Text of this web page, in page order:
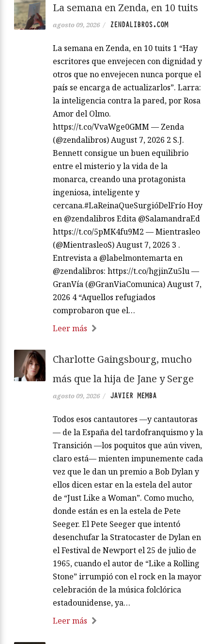
La semana en Zenda, en 10 tuits
agosto 09, 2026 / ZENDALIBROS.COM
La semana en Zenda, en 10 tuits 1 “Hay
escritores que envejecen con dignidad y
otros que no envejecen nunca porque el
país se encarga de actualizarlos”. Larra:
la inteligencia contra la pared, por Rosa
Amor del Olmo.
https://t.co/VvaWge0GMM — Zenda
(@zendalibros) August 7, 2026 2 S.J.
Bennett consigue un buen equilibrio
entre el misterio y la vida de la
monarca, creando una protagonista
ingeniosa, inteligente y
cercana.#LaReinaQueSurgióDelFrío Hoy
en @zendalibros Edita @SalamandraEd
https://t.co/5pMK4fu9M2 — Mientrasleo
(@MientrasleoS) August 7, 2026 3 .
Entrevista a @labelmontemarta en
@zendalibros: https://t.co/hgjinZu5lu —
GranVía (@GranViaComunica) August 7,
2026 4 “Aquellos refugiados
comprobaron que el…
Leer más
Charlotte Gaingsbourg, mucho
más que la hija de Jane y Serge
agosto 09, 2026 / JAVIER MEMBA
Todos esos cantautores —y cantautoras
— de la España del tardofranquismo y la
Transición —los poquitos que aún viven,
claro está— mienten impunemente cada
vez que le dan un premio a Bob Dylan y
ellos dicen estar en la estela del autor
de “Just Like a Woman”. Como mucho,
donde están es en la estela de Pete
Seeger. El Pete Seeger que intentó
desenchufar la Stratocaster de Dylan en
el Festival de Newport el 25 de julio de
1965, cuando el autor de “Like a Rolling
Stone” irrumpió con el rock en la mayor
celebración de la música folclórica
estadounidense, ya…
Leer más